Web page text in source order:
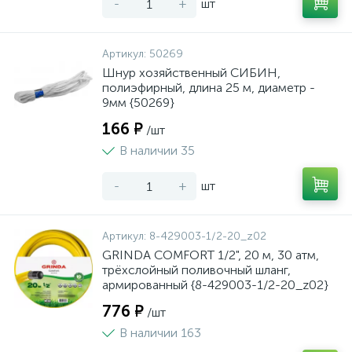
- + шт
Артикул: 50269
Шнур хозяйственный СИБИН,
полиэфирный, длина 25 м, диаметр -
9мм {50269}
166 ₽ /шт
В наличии 35
- + шт
Артикул: 8-429003-1/2-20_z02
GRINDA COMFORT 1/2", 20 м, 30 атм,
трёхслойный поливочный шланг,
армированный {8-429003-1/2-20_z02}
776 ₽ /шт
В наличии 163